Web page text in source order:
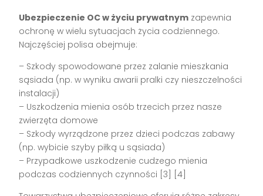
Ubezpieczenie OC w życiu prywatnym zapewnia
ochronę w wielu sytuacjach życia codziennego.
Najczęściej polisa obejmuje:
– Szkody spowodowane przez zalanie mieszkania
sąsiada (np. w wyniku awarii pralki czy nieszczelności
instalacji)
– Uszkodzenia mienia osób trzecich przez nasze
zwierzęta domowe
– Szkody wyrządzone przez dzieci podczas zabawy
(np. wybicie szyby piłką u sąsiada)
– Przypadkowe uszkodzenie cudzego mienia
podczas codziennych czynności [3] [4]